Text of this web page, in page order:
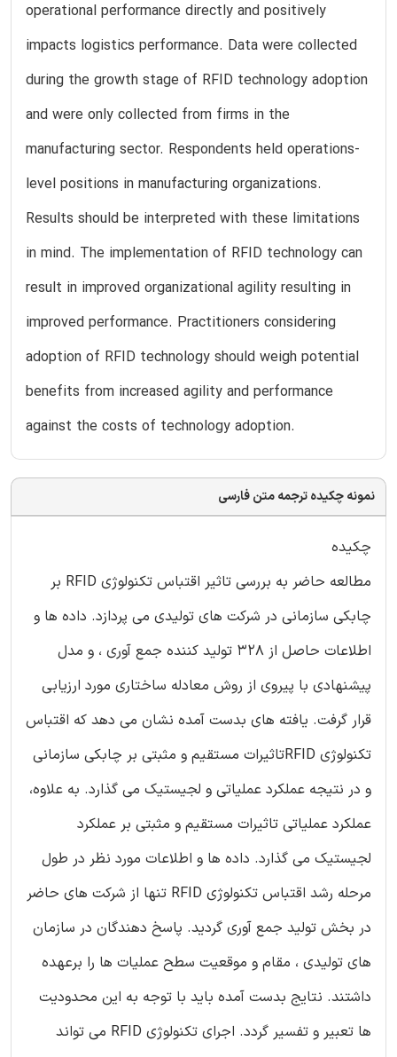
operational performance directly and positively
impacts logistics performance. Data were collected
during the growth stage of RFID technology adoption
and were only collected from firms in the
manufacturing sector. Respondents held operations-
level positions in manufacturing organizations.
Results should be interpreted with these limitations
in mind. The implementation of RFID technology can
result in improved organizational agility resulting in
improved performance. Practitioners considering
adoption of RFID technology should weigh potential
benefits from increased agility and performance
against the costs of technology adoption.
نمونه چکیده ترجمه متن فارسی
چکیده
مطالعه حاضر به بررسی تاثیر اقتباس تکنولوژی RFID بر
چابکی سازمانی در شرکت های تولیدی می پردازد. داده ها و
اطلاعات حاصل از 328 تولید کننده جمع آوری ، و مدل
پیشنهادی با پیروی از روش معادله ساختاری مورد ارزیابی
قرار گرفت. یافته های بدست آمده نشان می دهد که اقتباس
تکنولوژی RFIDتاثیرات مستقیم و مثبتی بر چابکی سازمانی
و در نتیجه عملکرد عملیاتی و لجیستیک می گذارد. به علاوه،
عملکرد عملیاتی تاثیرات مستقیم و مثبتی بر عملکرد
لجیستیک می گذارد. داده ها و اطلاعات مورد نظر در طول
مرحله رشد اقتباس تکنولوژی RFID تنها از شرکت های حاضر
در بخش تولید جمع آوری گردید. پاسخ دهندگان در سازمان
های تولیدی ، مقام و موقعیت سطح عملیات ها را برعهده
داشتند. نتایج بدست آمده باید با توجه به این محدودیت
ها تعبیر و تفسیر گردد. اجرای تکنولوژی RFID می تواند